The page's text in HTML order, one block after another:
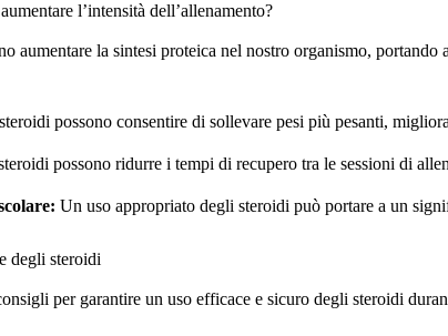
l’intensità dell’allenamento?
aumentare la sintesi proteica nel nostro organismo,
possono consentire di sollevare pesi più pesanti,
possono ridurre i tempi di recupero tra le sessioni di
Un uso appropriato degli steroidi può portare a un
degli steroidi
per garantire un uso efficace e sicuro degli steroidi